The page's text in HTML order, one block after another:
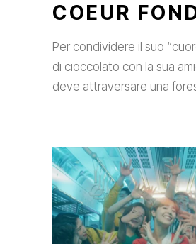
COEUR
Per condividere il suo
di cioccolato con la sua
deve attraversare una